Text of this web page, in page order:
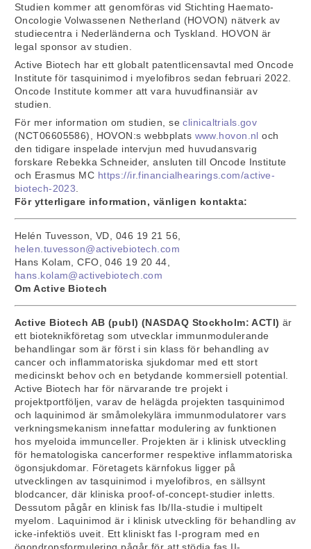
Studien kommer att genomföras vid Stichting Haemato-
Oncologie Volwassenen Netherland (HOVON) nätverk av
studiecentra i Nederländerna och Tyskland. HOVON är
legal sponsor av studien.
Active Biotech har ett globalt patentlicensavtal med Oncode
Institute för tasquinimod i myelofibros sedan februari 2022.
Oncode Institute kommer att vara huvudfinansiär av
studien.
För mer information om studien, seclinicaltrials.gov
(NCT06605586), HOVON:s webbplats www.hovon.nl och
den tidigare inspelade intervjun med huvudansvarig
forskare Rebekka Schneider, ansluten till Oncode Institute
och Erasmus MC https://ir.financialhearings.com/active-
biotech-2023
För ytterligare information, vänligen kontakta:
Helén Tuvesson, VD, 046 19 21 56,
helen.tuvesson@activebiotech.com
Hans Kolam, CFO, 046 19 20 44,
hans.kolam@activebiotech.com
Om Active Biotech
Active Biotech AB (publ) (NASDAQ Stockholm: ACTI) är
ett bioteknikföretag som utvecklar immunmodulerande
behandlingar som är först i sin klass för behandling av
cancer och inflammatoriska sjukdomar med ett stort
medicinskt behov och en betydande kommersiell potential.
Active Biotech har för närvarande tre projekt i
projektportföljen, varav de helägda projekten tasquinimod
och laquinimod är småmolekylära immunmodulatorer vars
verkningsmekanism innefattar modulering av funktionen
hos myeloida immunceller. Projekten är i klinisk utveckling
för hematologiska cancerformer respektive inflammatoriska
ögonsjukdomar. Företagets kärnfokus ligger på
utvecklingen av tasquinimod i myelofibros, en sällsynt
blodcancer, där kliniska proof-of-concept-studier inletts.
Dessutom pågår en klinisk fas Ib/IIa-studie i multipelt
myelom. Laquinimod är i klinisk utveckling för behandling av
icke-infektiös uveit. Ett kliniskt fas I-program med en
ögondropsformulering pågår för att stödja fas II-